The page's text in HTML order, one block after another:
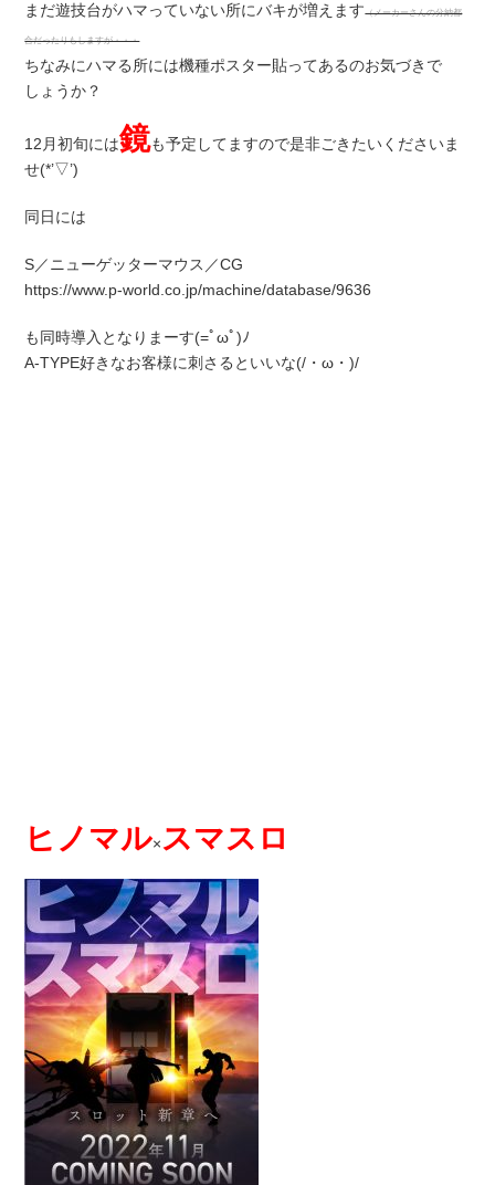
まだ遊技台がハマっていない所にバキが増えます（メーカーさんの分納都
合だったりもしますが・・・
ちなみにハマる所には機種ポスター貼ってあるのお気づきで
しょうか？
12月初旬には鏡も予定してますので是非ごきたいくださいま
せ(*’▽’)
同日には
S／ニューゲッターマウス／CG
https://www.p-world.co.jp/machine/database/9636
も同時導入となりまーす(=ﾟωﾟ)ﾉ
A-TYPE好きなお客様に刺さるといいな(/・ω・)/
ヒノマル×スマスロ